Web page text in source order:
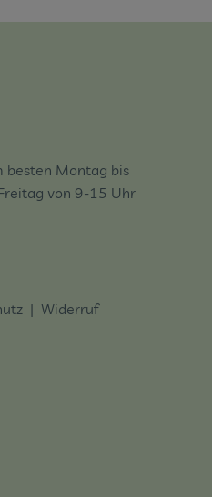
besten Montag bis
von 9-15 Uhr
| Widerruf